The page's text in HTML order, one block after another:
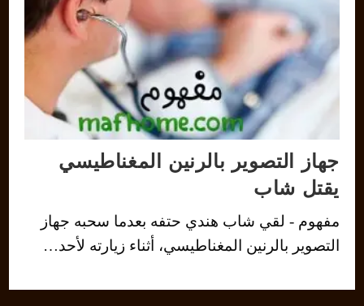
جهاز التصوير بالرنين المغناطيسي
يقتل شاب
مفهوم - لقي شاب هندي حتفه بعدما سحبه جهاز
التصوير بالرنين المغناطيسي، أثناء زيارته لأحد…